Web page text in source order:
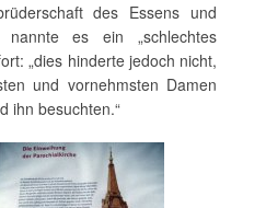
des Essens und
nannte es ein „schlechtes
„dies hinderte jedoch nicht,
und vornehmsten Damen
ihn besuchten.“